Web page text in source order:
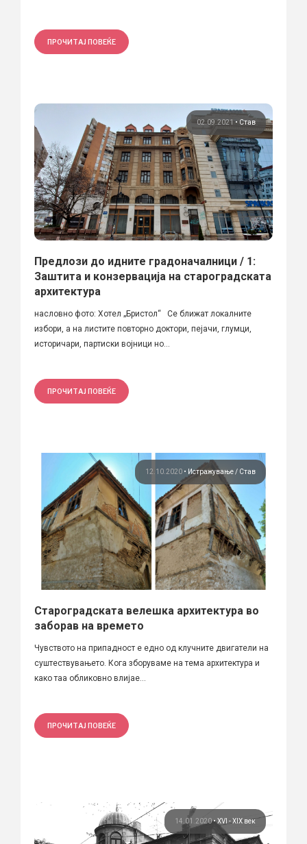
ПРОЧИТАЈ ПОВЕЌЕ
02.09.2021 • Став
Предлози до идните градоначалници / 1:
Заштита и конзервација на староградската
архитектура
насловно фото: Хотел „Бристол“ Се ближат локалните
избори, а на листите повторно доктори, пејачи, глумци,
историчари, партиски војници но...
ПРОЧИТАЈ ПОВЕЌЕ
12.10.2020 • Истражување Став
Староградската велешка архитектура во
заборав на времето
Чувството на припадност е едно од клучните двигатели на
суштествувањето. Кога зборуваме на тема архитектура и
како таа обликовно влијае...
ПРОЧИТАЈ ПОВЕЌЕ
14.01.2020•XVI - XIX век